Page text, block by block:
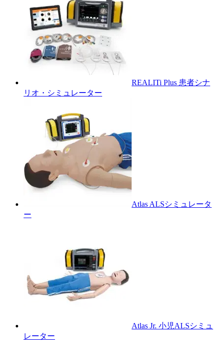
REALITi Plus 患者シナ
リオ・シミュレーター
Atlas ALSシミュレータ
ー
Atlas Jr. 小児ALSシミュ
レーター